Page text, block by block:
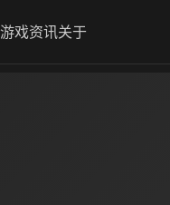
游戏资讯关于